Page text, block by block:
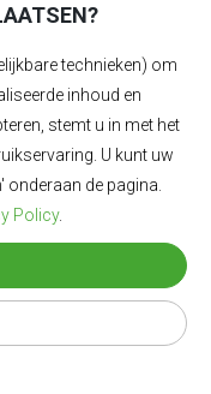
technieken) om
inhoud en
stemt u in met het
U kunt uw
onderaan de pagina.
Policy.